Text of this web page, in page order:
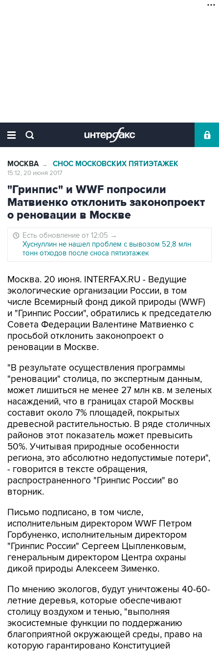
МОСКВА → СНОС МОСКОВСКИХ ПЯТИЭТАЖЕК
15:12, 20 июня 2017
"Гринпис" и WWF попросили
Матвиенко отклонить законопроект
о реновации в Москве
Есть обновление от 12:05 →
Хуснуллин не нашел проблем с вывозом 52,8 млн
тонн отходов после сноса пятиэтажек
Москва. 20 июня. INTERFAX.RU - Ведущие
экологические организации России, в том
числе Всемирный фонд дикой природы (WWF)
и "Гринпис России", обратились к председателю
Совета Федерации Валентине Матвиенко с
просьбой отклонить законопроект о
реновации в Москве.
"В результате осуществления программы
"реновации" столица, по экспертным данным,
может лишиться не менее 27 млн кв. м зеленых
насаждений, что в границах старой Москвы
составит около 7% площадей, покрытых
древесной растительностью. В ряде столичных
районов этот показатель может превысить
50%. Учитывая природные особенности
региона, это абсолютно недопустимые потери",
- говорится в тексте обращения,
распространенного "Гринпис России" во
вторник.
Письмо подписано, в том числе,
исполнительным директором WWF Петром
Горбуненко, исполнительным директором
"Гринпис России" Сергеем Цыпленковым,
генеральным директором Центра охраны
дикой природы Алексеем Зименко.
По мнению экологов, будут уничтожены 40-60-
летние деревья, которые обеспечивают
столицу воздухом и тенью, "выполняя
экосистемные функции по поддержанию
благоприятной окружающей среды, право на
которую гарантировано Конституцией